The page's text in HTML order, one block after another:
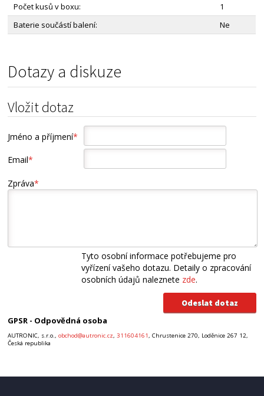
Počet kusů v boxu:
1
Baterie součástí balení:
Ne
Dotazy a diskuze
Vložit dotaz
Jméno a příjmení*
Email*
Zpráva*
Tyto osobní informace potřebujeme pro
vyřízení vašeho dotazu. Detaily o zpracování
osobních údajů naleznete zde.
GPSR - Odpovědná osoba
AUTRONIC, s.r.o.,obchod@autronic.cz,311604161, Chrustenice 270, Loděnice 267 12,
Česká republika